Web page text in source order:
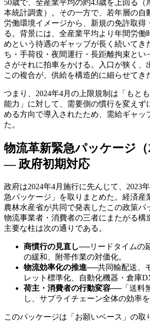
50歳で、全産業平均の約43歳を上回る（
本統計調査）。その一方で、若年層の自
労働環境イメージから、新規の免許取得
る。背景には、全産業平均より年間労働
めという待遇のギャップが長く続いてき
ち・手荷役・夜間運行・長距離拘束とい
さがそれに拍車をかける。入口が狭く
この複合が、供給を構造的に細らせてき
つまり、2024年4月の上限規制は「もと
能力」に対して、需要側の慣行を変えず
める方向で導入されたため、需給ギャッ
た。
物流革新緊急パッケージ（
— 政府初期対応
政府は2024年4月施行に先んじて、2023
急パッケージ」を取りまとめた。経済産
農林水産省が共同で発表したこの政策パ
物流事業者・消費者の三者にまたがる構
主要な柱は次の通りである。
商慣行の見直し──リードタイムの
の緩和、附帯作業の対価化。
物流効率化の推進──共同輸配送、
レット標準化、自動化機器・倉庫
荷主・消費者の行動変容──「送料
し、サプライチェーン全体の効率
このパッケージは「お願いベース」の取